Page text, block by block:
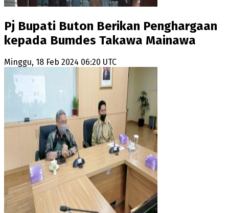
Pj Bupati Buton Berikan Penghargaan
kepada Bumdes Takawa Mainawa
Minggu, 18 Feb 2024 06:20 UTC